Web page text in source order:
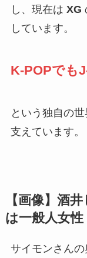
し、現在は XG
しています。
K-POPでも
という独自の
支えています。
【画像】酒
は一般人女性
サイモンさんの